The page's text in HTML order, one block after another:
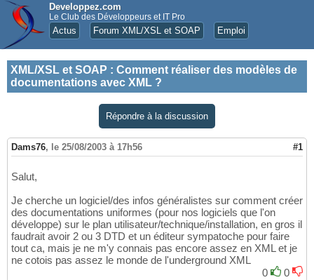
Developpez.com
Le Club des Développeurs et IT Pro
Actus Forum XML/XSL et SOAP Emploi
XML/XSL et SOAP : Comment réaliser des modèles de
documentations avec XML ?
Répondre à la discussion
Dams76, le 25/08/2003 à 17h56 #1
Salut,
Je cherche un logiciel/des infos généralistes sur comment créer
des documentations uniformes (pour nos logiciels que l'on
développe) sur le plan utilisateur/technique/installation, en gros il
faudrait avoir 2 ou 3 DTD et un éditeur sympatoche pour faire
tout ca, mais je ne m'y connais pas encore assez en XML et je
ne cotois pas assez le monde de l'underground XML
0
0